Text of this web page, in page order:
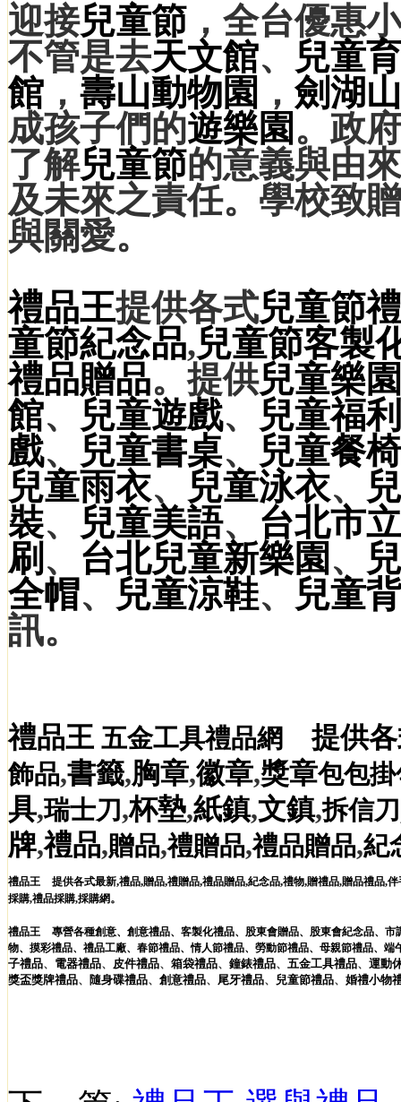
迎接兒童節 ，全台優惠
不管是去天文館、
兒童
館 ， 壽山動物園 ， 劍湖山
成孩子們的遊樂園 。政
了解兒童節的意義與由
及未來之責任。學校致贈
與關愛。
禮品王提供各式兒童節
童節紀念品,兒童節客製
禮品贈品。提供兒童樂園
館、 兒童遊戲、
兒童福
戲、 兒童書桌、
兒童餐椅
兒童雨衣、 兒童泳衣、
裝、 兒童美語、 台北市
刷 、 台北兒童新樂園 、
全帽、 兒童涼鞋、
兒童
訊。
禮品王 五金工具禮品網 提供
飾品,書籤,胸章,徽章,獎章包包
具,瑞士刀,杯墊,紙鎮,文鎮,拆信刀
牌,禮品,贈品,禮贈品,禮品贈品,紀
禮品王 提供各式最新,禮品,贈品,禮贈品,禮品贈品,紀念品,禮物,贈禮品,贈品禮品,伴
採購,禮品採購,採購網。
禮品王 專營各種創意、 創意禮品、 客製化禮品、 股東會贈品、 股東會紀念品、 市
物、 摸彩禮品、 禮品工廠、 春節禮品、情人節禮品、 勞動節禮品、 母親節禮品、 端
子禮品、 電器禮品、 皮件禮品、 箱袋禮品、 鐘錶禮品、 五金工具禮品、 運動
獎盃獎牌禮品、 隨身碟禮品、 創意禮品、 尾牙禮品、 兒童節禮品、 婚禮小物